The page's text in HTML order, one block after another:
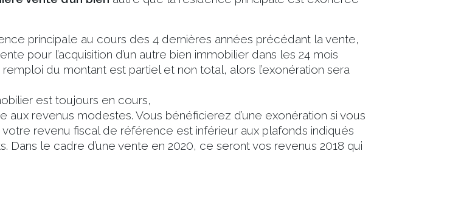
principale au cours des 4 dernières années précédant la vente,
pour l’acquisition d’un autre bien immobilier dans les 24 mois
du montant est partiel et non total, alors l’exonération sera
est toujours en cours,
revenus modestes. Vous bénéficierez d’une exonération si vous
votre revenu fiscal de référence est inférieur aux plafonds indiqués
Dans le cadre d’une vente en 2020, ce seront vos revenus 2018 qui